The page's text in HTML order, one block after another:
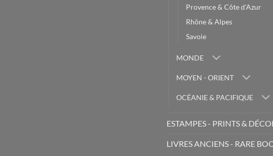
Provence & Côte d'Azur
Rhône & Alpes
Savoie
MONDE
MOYEN - ORIENT
OCÉANIE & PACIFIQUE
ESTAMPES - PRINTS &
LIVRES ANCIENS - RARE